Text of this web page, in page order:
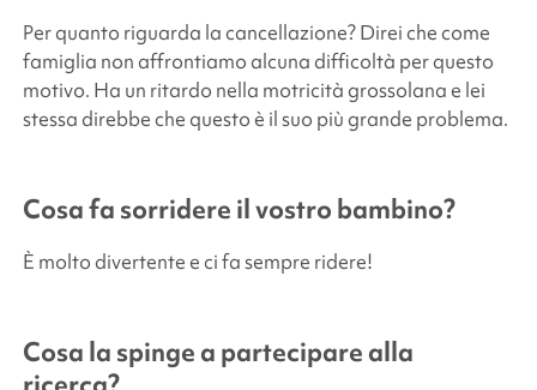
Per quanto riguarda la cancellazione? Direi che come
famiglia non affrontiamo alcuna difficoltà per questo
motivo. Ha un ritardo nella motricità grossolana e lei
stessa direbbe che questo è il suo più grande problema.
Cosa fa sorridere il vostro bambino?
È molto divertente e ci fa sempre ridere!
Cosa la spinge a partecipare alla